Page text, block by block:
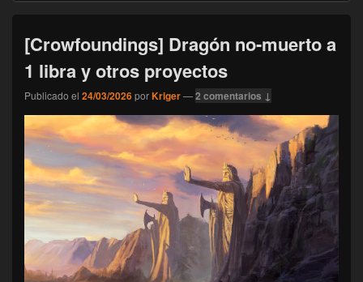
[Crowfoundings] Dragón no-muerto a
1 libra y otros proyectos
Publicado el 24/03/2026porKriger—2 comentarios ↓